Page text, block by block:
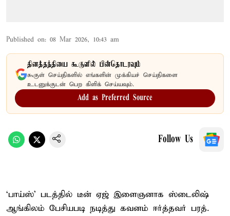
Published on: 08 Mar 2026, 10:43 am
தினத்தந்தியை கூகுளில் பின்தொடரவும்
கூகுள் செய்திகளில் எங்களின் முக்கியச் செய்திகளை
உடனுக்குடன் பெற கிளிக் செய்யவும்.
Add as Preferred Source
Follow Us
‘பாய்ஸ்’ படத்தில் டீன் ஏஜ் இளைஞனாக ஸ்டைலிஷ்
ஆங்கிலம் பேசியபடி நடித்து கவனம் ஈர்த்தவர் பரத்.